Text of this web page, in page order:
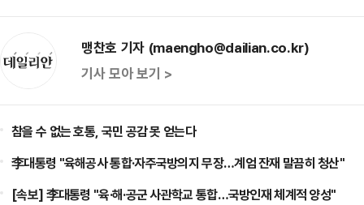
맹찬호 기자 (maengho@dailian.co.kr)
기사 모아 보기 >
참을 수 없는 호통, 국민 공감 못 얻는다
李대통령 "육해공사 통합·자주국방의지 무장…계엄 잔재 말끔히 청산"
[속보] 李대통령 "육·해·공군 사관학교 통합…국방인재 체계적 양성"